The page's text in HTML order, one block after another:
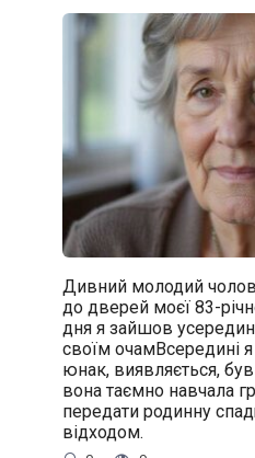
Дивний молодий
до дверей моєї 83-
дня я зайшов
своїм очамВсередині
юнак, виявляється,
вона таємно навчала
передати родинну
відходом.